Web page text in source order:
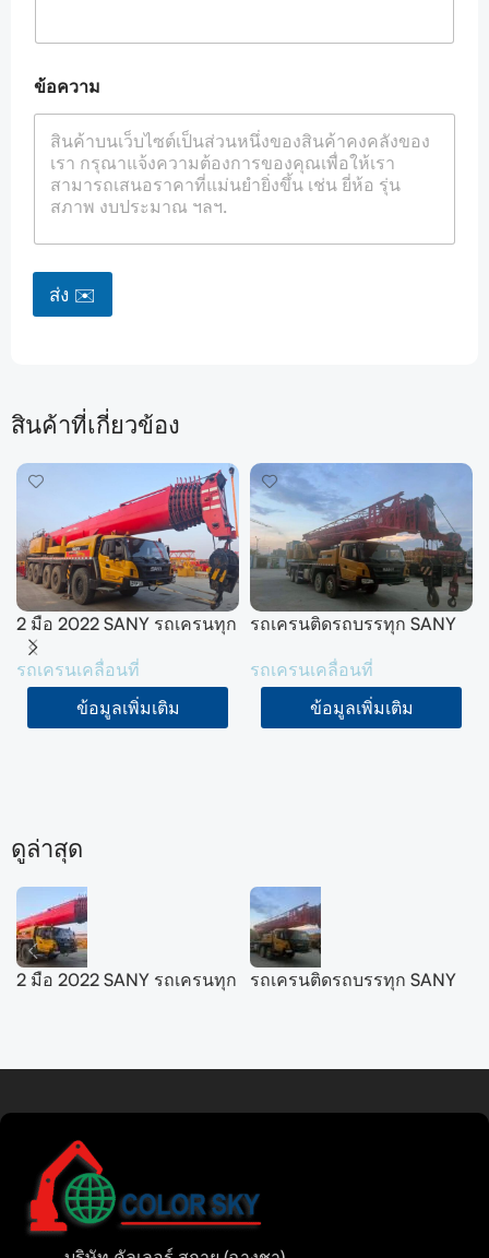
ข้อความ
ส่ง ✉️
สินค้าที่เกี่ยวข้อง
2 มือ 2022 SANY รถเครนทุก
สภาพ 200 ตัน
SYM5556JQZ200C
รถเครนเคลื่อนที่
ข้อมูลเพิ่มเติม
รถเครนติดรถบรรทุก SANY
(STC500E5) ปี 2021 จำนวน
2 คัน
รถเครนเคลื่อนที่
ข้อมูลเพิ่มเติม
ดูล่าสุด
2 มือ 2022 SANY รถเครนทุก
รถเครนติดรถบรรทุก SANY
Russian
Hindi
Bengali
Urdu
Tamil